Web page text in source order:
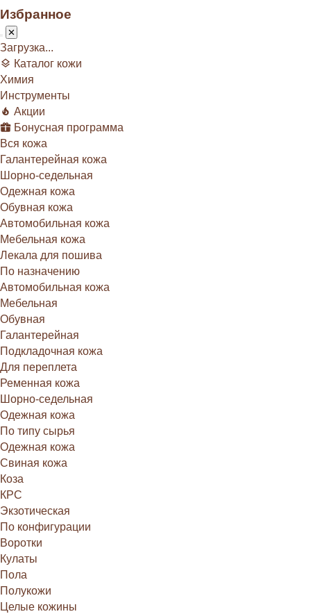
Избранное
Загрузка...
Каталог кожи
Химия
Инструменты
Акции
Бонусная программа
Вся кожа
Галантерейная кожа
Шорно-седельная
Одежная кожа
Обувная кожа
Автомобильная кожа
Мебельная кожа
Лекала для пошива
По назначению
Автомобильная кожа
Мебельная
Обувная
Галантерейная
Подкладочная кожа
Для переплета
Ременная кожа
Шорно-седельная
Одежная кожа
По типу сырья
Одежная кожа
Свиная кожа
Коза
КРС
Экзотическая
По конфигурации
Воротки
Кулаты
Пола
Полукожи
Целые кожины